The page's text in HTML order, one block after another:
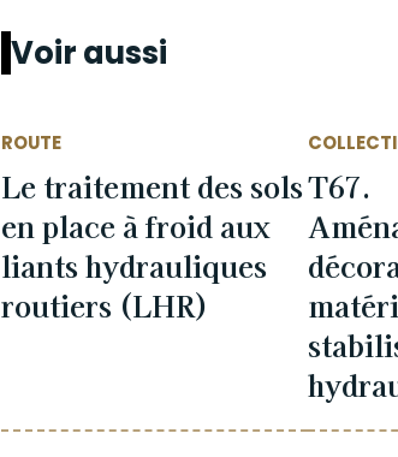
Voir aussi
ROUTE
Le traitement des sols
en place à froid aux
liants hydrauliques
routiers (LHR)
T67.